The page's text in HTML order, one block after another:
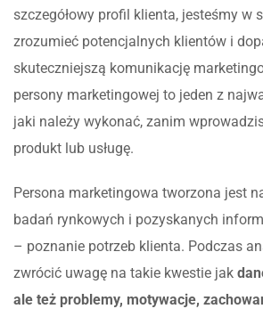
szczegółowy profil klienta, jesteśmy w
zrozumieć potencjalnych klientów i
skuteczniejszą komunikację
persony marketingowej to jeden z
jaki należy wykonać, zanim
produkt lub usługę.
Persona marketingowa tworzona jest
badań rynkowych i pozyskanych
– poznanie potrzeb klienta. Podczas
zwrócić uwagę na takie kwestie jak
ale też problemy, motywacje,